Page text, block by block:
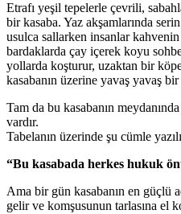
Etrafı yeşil tepelerle çevrili,
bir kasaba. Yaz akşamlarında
usulca sallarken insanlar
bardaklarda çay içerek koyu
yollarda koşturur, uzaktan bir
kasabanın üzerine yavaş yavaş
Tam da bu kasabanın
vardır.
Tabelanın üzerinde şu cümle
“Bu kasabada herkes hukuk
Ama bir gün kasabanın en güçlü
gelir ve komşusunun tarlasına el